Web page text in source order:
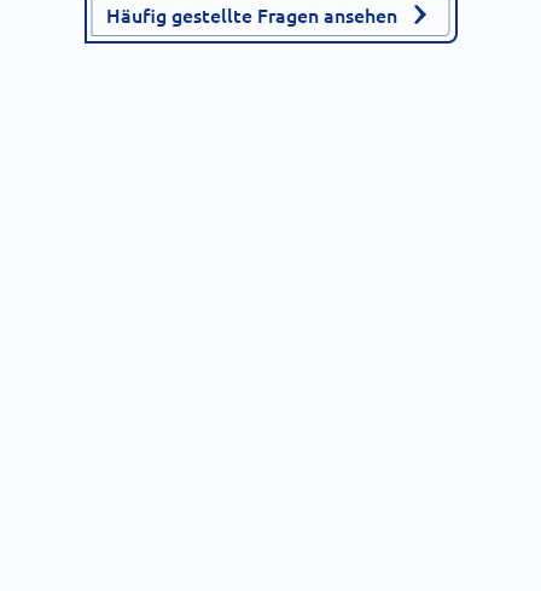
Häufig gestellte Fragen ansehen